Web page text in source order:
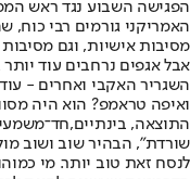
הפגישה השבוע נגד ראש
האמריקני גורמים רבי כוח,
מסיבות אישיות, וגם מסיבות
אבל אגפים נרחבים עוד
השגריר האקבי ואחרים -
ואיפה טראמפ? הוא היה
התוצאה, בינתיים,
שורדת", הבהיר שוב ושוב
לנסח זאת טוב יותר. מי